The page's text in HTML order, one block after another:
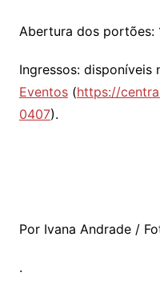
Abertura dos portões:
Ingressos: disponíveis
Eventos(https://
0407).
Por Ivana Andrade /
.